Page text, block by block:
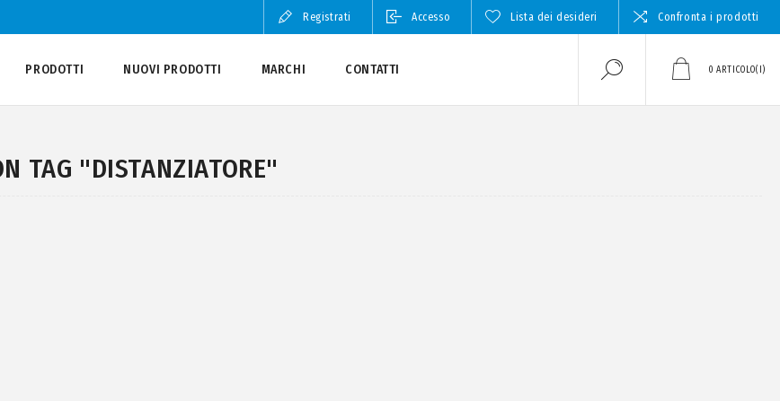
Registrati Accesso Lista dei desideri Confronta i prodotti
PRODOTTI NUOVI PRODOTTI MARCHI CONTATTI 0 ARTICOLO(I)
TAG "DISTANZIATORE"